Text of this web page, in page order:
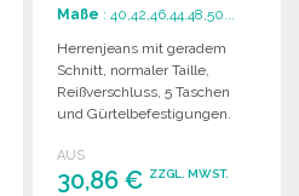
Maße : 40,42,46,44,48,50...
Herrenjeans mit geradem
Schnitt, normaler Taille,
Reißverschluss, 5 Taschen
und Gürtelbefestigungen.
AUS
30,86 € ZZGL. MWST.